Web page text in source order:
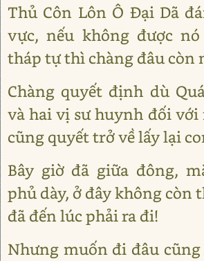
Thủ Côn Lôn Ô Đại Dã
vực, nếu không được
tháp tự thì chàng đâu còn
Chàng quyết định dù
và hai vị sư huynh đối
cũng quyết trở về lấy lại
Bây giờ đã giữa đông,
phủ dày, ở đây không còn
đã đến lúc phải ra đi!
Nhưng muốn đi đâu cũng